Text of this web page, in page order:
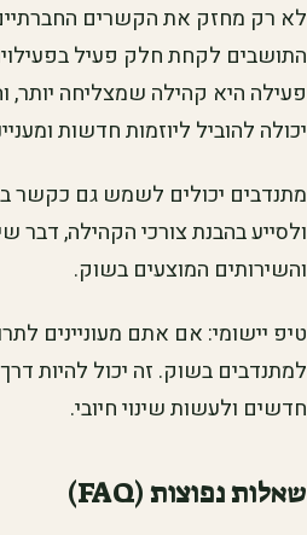
לא רק מחזק את הקשרים
התושבים לקחת חלק פעיל
פעילה היא קהילה שמצליחה יותר,
יכולה להוביל ליוזמות חדשות
מתנדבים יכולים לשמש גם כקשר
ולסייע בהבנת צורכי הקהילה, דבר
והשירותים המוצעים בשוק.
טיפ יישומי: אם אתם מעוניינים
למתנדבים בשוק. זה יכול להיות
חדשים ולעשות שינוי חיובי.
שאלות נפוצות (FAQ)